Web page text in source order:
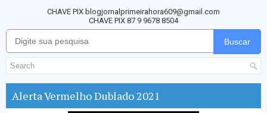
CHAVE PIX blogjornalprimeirahora609@gmail.com
CHAVE PIX 87 9 9678 8504
Buscar
Alerta Vermelho Dublado 2021